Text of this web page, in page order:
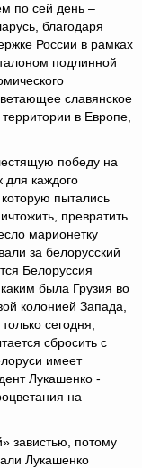
по сей день –
благодаря
России в рамках
подлинной
славянское
в Европе,
победу на
для каждого
пытались
превратить
марионетку
за белорусский
Белоруссия
была Грузия во
колонией Запада,
сегодня,
сбросить с
имеет
Лукашенко -
на
завистью, потому
Лукашенко